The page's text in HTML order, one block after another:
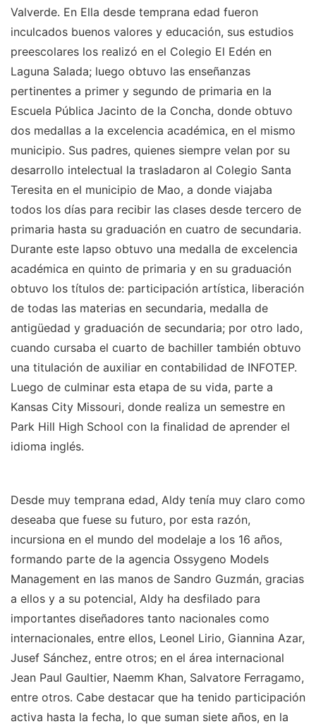
Valverde. En Ella desde temprana edad fueron
inculcados buenos valores y educación, sus estudios
preescolares los realizó en el Colegio El Edén en
Laguna Salada; luego obtuvo las enseñanzas
pertinentes a primer y segundo de primaria en la
Escuela Pública Jacinto de la Concha, donde obtuvo
dos medallas a la excelencia académica, en el mismo
municipio. Sus padres, quienes siempre velan por su
desarrollo intelectual la trasladaron al Colegio Santa
Teresita en el municipio de Mao, a donde viajaba
todos los días para recibir las clases desde tercero de
primaria hasta su graduación en cuatro de secundaria.
Durante este lapso obtuvo una medalla de excelencia
académica en quinto de primaria y en su graduación
obtuvo los títulos de: participación artística, liberación
de todas las materias en secundaria, medalla de
antigüedad y graduación de secundaria; por otro lado,
cuando cursaba el cuarto de bachiller también obtuvo
una titulación de auxiliar en contabilidad de INFOTEP.
Luego de culminar esta etapa de su vida, parte a
Kansas City Missouri, donde realiza un semestre en
Park Hill High School con la finalidad de aprender el
idioma inglés.
Desde muy temprana edad, Aldy tenía muy claro como
deseaba que fuese su futuro, por esta razón,
incursiona en el mundo del modelaje a los 16 años,
formando parte de la agencia Ossygeno Models
Management en las manos de Sandro Guzmán, gracias
a ellos y a su potencial, Aldy ha desfilado para
importantes diseñadores tanto nacionales como
internacionales, entre ellos, Leonel Lirio, Giannina Azar,
Jusef Sánchez, entre otros; en el área internacional
Jean Paul Gaultier, Naemm Khan, Salvatore Ferragamo,
entre otros. Cabe destacar que ha tenido participación
activa hasta la fecha, lo que suman siete años, en la